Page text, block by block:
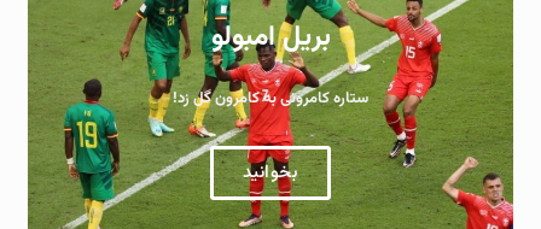
بریل امبولو
ستاره کامرونی به کامرون گل زد!
بخوانید